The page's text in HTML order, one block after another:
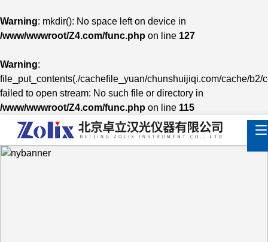
Warning: mkdir(): No space left on device in
/www/wwwroot/Z4.com/func.php on line 127
Warning:
file_put_contents(./cachefile_yuan/chunshuijiqi.com/cache/b2/
failed to open stream: No such file or directory in
/www/wwwroot/Z4.com/func.php on line 115